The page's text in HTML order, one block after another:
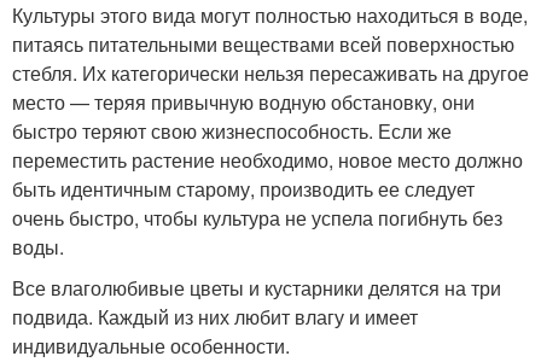
Культуры этого вида могут полностью находиться в воде,
питаясь питательными веществами всей поверхностью
стебля. Их категорически нельзя пересаживать на другое
место — теряя привычную водную обстановку, они
быстро теряют свою жизнеспособность. Если же
переместить растение необходимо, новое место должно
быть идентичным старому, производить ее следует
очень быстро, чтобы культура не успела погибнуть без
воды.
Все влаголюбивые цветы и кустарники делятся на три
подвида. Каждый из них любит влагу и имеет
индивидуальные особенности.